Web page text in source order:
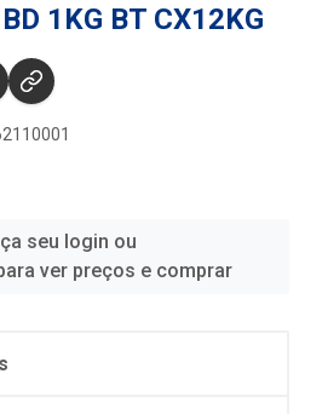
1KG BT CX12KG
seu login ou
ver preços e comprar